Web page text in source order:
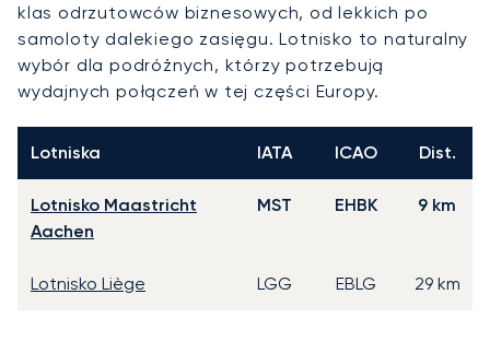
klas odrzutowców biznesowych, od lekkich po
samoloty dalekiego zasięgu. Lotnisko to naturalny
wybór dla podróżnych, którzy potrzebują
wydajnych połączeń w tej części Europy.
Lotniska IATA ICAO Dist.
Lotnisko Maastricht
Aachen
MST EHBK 9 km
Lotnisko Liège LGG EBLG 29 km